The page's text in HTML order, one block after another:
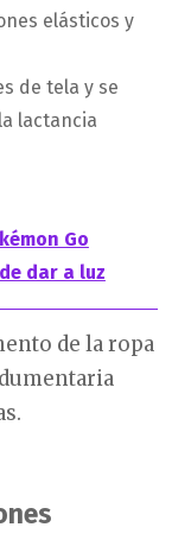
elásticos y
de tela y se
lactancia
Go
dar a luz
de la ropa